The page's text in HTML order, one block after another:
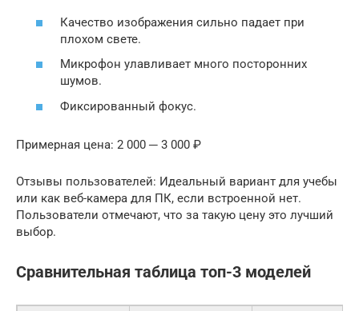
Качество изображения сильно падает при
плохом свете.
Микрофон улавливает много посторонних
шумов.
Фиксированный фокус.
Примерная цена: 2 000 ─ 3 000 ₽
Отзывы пользователей: Идеальный вариант для учебы
или как веб-камера для ПК, если встроенной нет.
Пользователи отмечают, что за такую цену это лучший
выбор.
Сравнительная таблица топ-3 моделей